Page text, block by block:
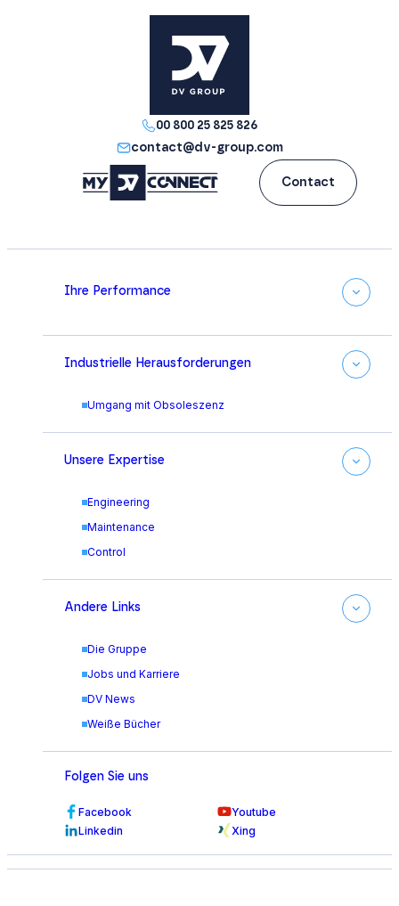
00 800 25 825 826
contact@dv-group.com
Contact
Ihre Performance
Industrielle Herausforderungen
Umgang mit Obsoleszenz
Unsere Expertise
Engineering
Maintenance
Control
Andere Links
Die Gruppe
Jobs und Karriere
DV News
Weiße Bücher
Folgen Sie uns
Facebook
Youtube
Linkedin
Xing